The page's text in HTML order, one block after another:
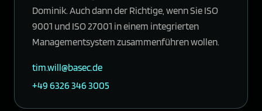
Dominik. Auch dann der Richtige, wenn Sie ISO
9001 und ISO 27001 in einem integrierten
Managementsystem zusammenführen wollen.
tim.will@basec.de
+49 6326 346 3005